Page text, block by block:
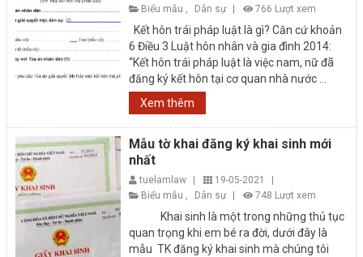
Biểu mẫu
Dân sự | 766 Lượt xem
Kết hôn trái pháp luật là gì? Căn cứ khoản
6 Điều 3 Luật hôn nhân và gia đình 2014:
“Kết hôn trái pháp luật là việc nam, nữ đã
đăng ký kết hôn tại cơ quan nhà nước ...
Xem thêm
Mẫu tờ khai đăng ký khai sinh mới
nhất
tuelamlaw | 19-05-2021
|
Biểu mẫu
Dân sự | 748 Lượt xem
Khai sinh là một trong những thủ tục
quan trọng khi em bé ra đời, dưới đây là
mẫu TK đăng ký khai sinh mà chúng tôi